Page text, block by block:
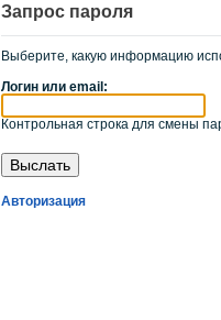
Запрос пароля
Выберите, какую информацию
Логин или email:
Контрольная строка для смены
Авторизация